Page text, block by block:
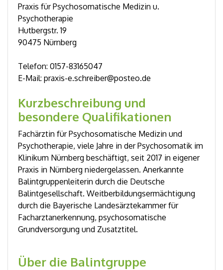
Praxis für Psychosomatische Medizin u.
Psychotherapie
Hutbergstr. 19
90475 Nürnberg
Telefon: 0157-83165047
E-Mail: praxis-e.schreiber@posteo.de
Kurzbeschreibung und
besondere Qualifikationen
Fachärztin für Psychosomatische Medizin und
Psychotherapie, viele Jahre in der Psychosomatik im
Klinikum Nürnberg beschäftigt, seit 2017 in eigener
Praxis in Nürnberg niedergelassen. Anerkannte
Balintgruppenleiterin durch die Deutsche
Balintgesellschaft. Weitberbildungsermächtigung
durch die Bayerische Landesärztekammer für
Facharztanerkennung, psychosomatische
Grundversorgung und Zusatztitel.
Über die Balintgruppe